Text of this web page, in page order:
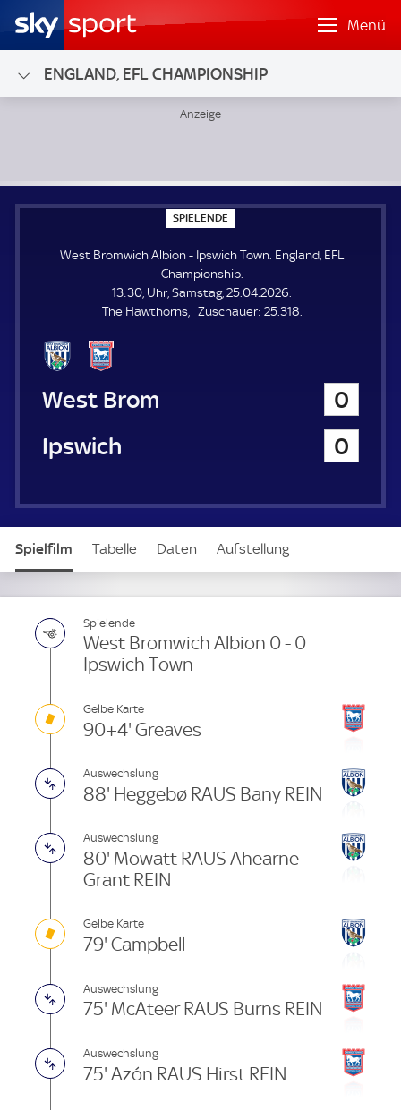
Menü
ENGLAND, EFL CHAMPIONSHIP
SPIELENDE
P
E
L
E
N
E
West Bromwich Albion - Ipswich Town. England, EFL
Championship.
13:30, Uhr, Samstag, 25.04.2026.
The Hawthorns
Zuschauer: Z
25.318.
West Bromwich Albion
0
Ipswich Town
0
Spielfilm Tabelle Daten Aufstellung
Spielende
West Bromwich Albion 0 - 0
Ipswich Town
Gelbe Karte
90+4' Greaves
Auswechslung
88' Heggebø RAUS Bany REIN
Auswechslung
80' Mowatt RAUS Ahearne-
Grant REIN
Gelbe Karte
79' Campbell
Auswechslung
75' McAteer RAUS Burns REIN
Auswechslung
75' Azón RAUS Hirst REIN